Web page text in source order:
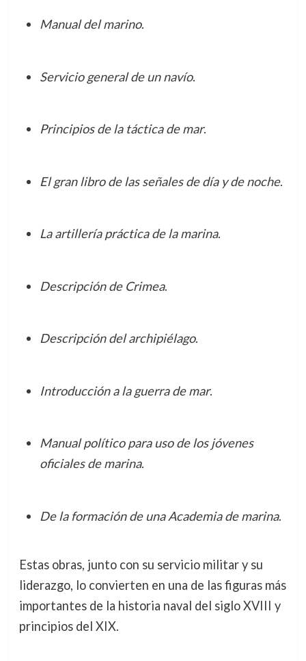
Manual del marino.
Servicio general de un navío.
Principios de la táctica de mar.
El gran libro de las señales de día y de noche.
La artillería práctica de la marina.
Descripción de Crimea.
Descripción del archipiélago.
Introducción a la guerra de mar.
Manual político para uso de los jóvenes
oficiales de marina.
De la formación de una Academia de marina.
Estas obras, junto con su servicio militar y su
liderazgo, lo convierten en una de las figuras más
importantes de la historia naval del siglo XVIII y
principios del XIX.